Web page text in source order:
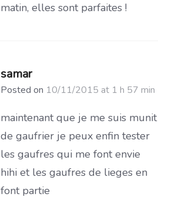
matin, elles sont parfaites !
samar
Posted on 10/11/2015 at 1 h 57 min
maintenant que je me suis munit
de gaufrier je peux enfin tester
les gaufres qui me font envie
hihi et les gaufres de lieges en
font partie